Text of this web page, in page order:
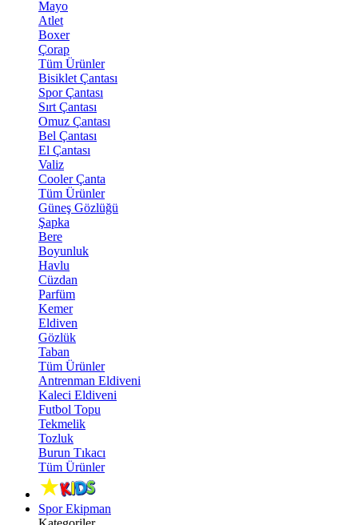
Mayo
Atlet
Boxer
Çorap
Tüm Ürünler
Bisiklet Çantası
Spor Çantası
Sırt Çantası
Omuz Çantası
Bel Çantası
El Çantası
Valiz
Cooler Çanta
Tüm Ürünler
Güneş Gözlüğü
Şapka
Bere
Boyunluk
Havlu
Cüzdan
Parfüm
Kemer
Eldiven
Gözlük
Taban
Tüm Ürünler
Antrenman Eldiveni
Kaleci Eldiveni
Futbol Topu
Tekmelik
Tozluk
Burun Tıkacı
Tüm Ürünler
Spor Ekipman